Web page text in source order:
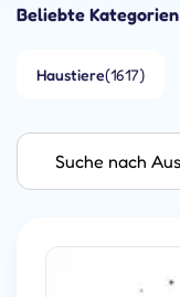
Beliebte Kategorien
Haustiere(1617)